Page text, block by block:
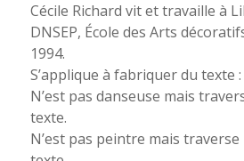
Cécile Richard vit et travaille à
DNSEP, École des Arts
1994.
S’applique à fabriquer du texte :
N’est pas danseuse mais
texte.
N’est pas peintre mais traverse